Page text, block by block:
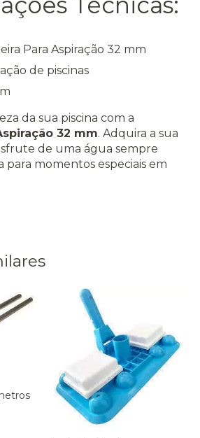
Para Aspiração 32 mm
de piscinas
da sua piscina com a
32 mm. Adquira a sua
de uma água sempre
para momentos especiais em